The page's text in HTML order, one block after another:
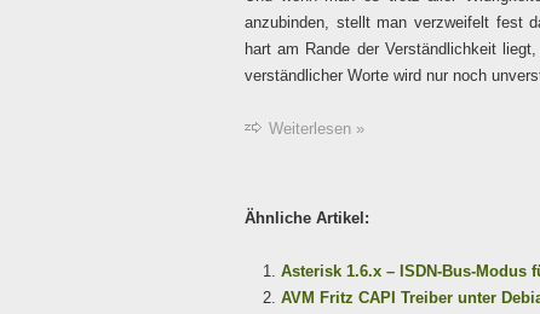
anzubinden, stellt man verzweifelt fest
hart am Rande der Verständlichkeit
verständlicher Worte wird nur noch
Weiterlesen »
Ähnliche Artikel:
Asterisk 1.6.x – ISDN-Bus-Modus
AVM Fritz CAPI Treiber unter